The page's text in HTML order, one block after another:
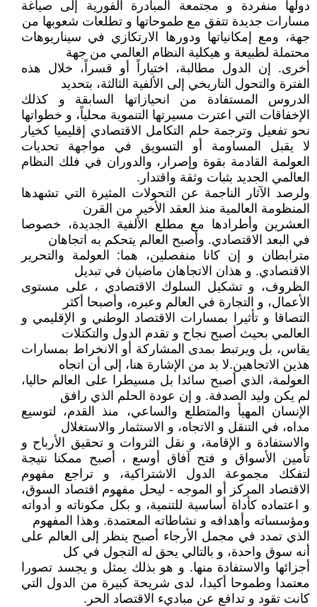
دولها منفردة و مجتمعة المبادرة الفورية إلى صياغة
مسارات جديدة تتفق مع طموحاتها و تطلعات شعوبها من
جهة، ومع إمكانياتها ودورها الارتكازي في سيناريوهات
محتملة لطبيعة و هيكلية النظام العالمي من جهة
أخرى. إن الدول مطالبة، اختياراً أو قسراً، خلال هذه
الفترة والتحول التاريخي إلى الألفية الثالثة، بتحديد
الدروس المستفادة من انحيازاتها السابقة و كذلك
الإخفاقات التي اعترت مسيرتها التنموية محلياً، و خطواتها
نحو تفعيل وترجمة حلم التكامل الاقتصادي إقليميا كخيار
لا يقبل المساومة أو التسويق في مواجهة تحديات
العولمة القادمة بقوة وإصرار، والدوران في فلك النظام
العالمي الجديد بثبات وثقة واقتدار.
ولرصد الآثار الناجمة عن التحولات المثيرة التي تشهدها
المنظومة العالمية منذ العقد الأخير من القرن
العشرين وأطرادها مع مطلع الألفية الجديدة، خصوصا
في البعد الاقتصادي. وأصبح العالم يتحكم به اتجاهان
مترابطان و إن كانا منفصلين، هما: العولمة والتحرير
الاقتصادي. و هذان الاتجاهان ماضيان في تبديل
الظروف، و تشكيل السلوك الاقتصادي ، على مستوى
الأعمال، و التجارة في العالم وعبره، وأصبحا أكثر
التصاقا و تأثيرا بمسارات الاقتصاد الوطني و الإقليمي و
العالمي بحيث أصبح نجاح و تقدم الدول والتكتلات
يقاس، بل ويرتبط بمدى المشاركة أو الانخراط بمسارات
هذين الاتجاهين.لا بد من الإشارة هنا، إلى أن اتجاه
العولمة، الذي أصبح سائدا بل مسيطرا على العالم حاليا،
لم يكن وليد الصدفة. و إن عودة الحلم الذي رافق
الإنسان المهيأ والمتطلع والساعي، منذ القدم، لتوسيع
مداه، في التنقل و الاتجاه، و الاستثمار والاستغلال
والاستفادة و الإقامة، و نقل الثروات و تحقيق الأرباح و
تأمين الأسواق و فتح آفاق أوسع ، أصبح ممكنا نتيجة
لتفكك مجموعة الدول الاشتراكية، و تراجع مفهوم
الاقتصاد المركز أو الموجه - ليحل مفهوم اقتصاد السوق،
و اعتماده كأداة أساسية للتنمية، و بكل مكوناته و أدواته
ومؤسساته وأهدافه و نشاطاته المعتمدة. وهذا المفهوم
الذي تمدد في مجمل الأرجاء أصبح ينظر إلى العالم على
أنه سوق واحدة، و بالتالي يحق له التجول في كل
أجزائها والاستفادة منها. و هو بذلك يمثل و يجسد تصورا
معتمدا وطموحا أكيدا، لدى شريحة كبيرة من الدول التي
كانت تقود و تدافع عن مباديء الاقتصاد الحر.